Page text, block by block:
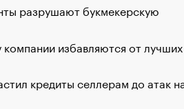
разрушают букмекерскую
избавляются от лучших
кредиты селлерам до атак